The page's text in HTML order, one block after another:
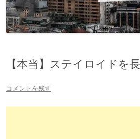
【本当】ステイロイドを
コメントを残す